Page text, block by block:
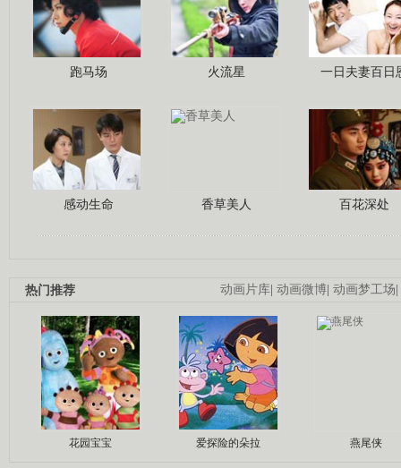
跑马场 火流星 一日夫妻百日
感动生命 香草美人 百花深处
动画片库| 动画微博| 动画梦工场|
热门推荐
花园宝宝 爱探险的朵拉 燕尾侠